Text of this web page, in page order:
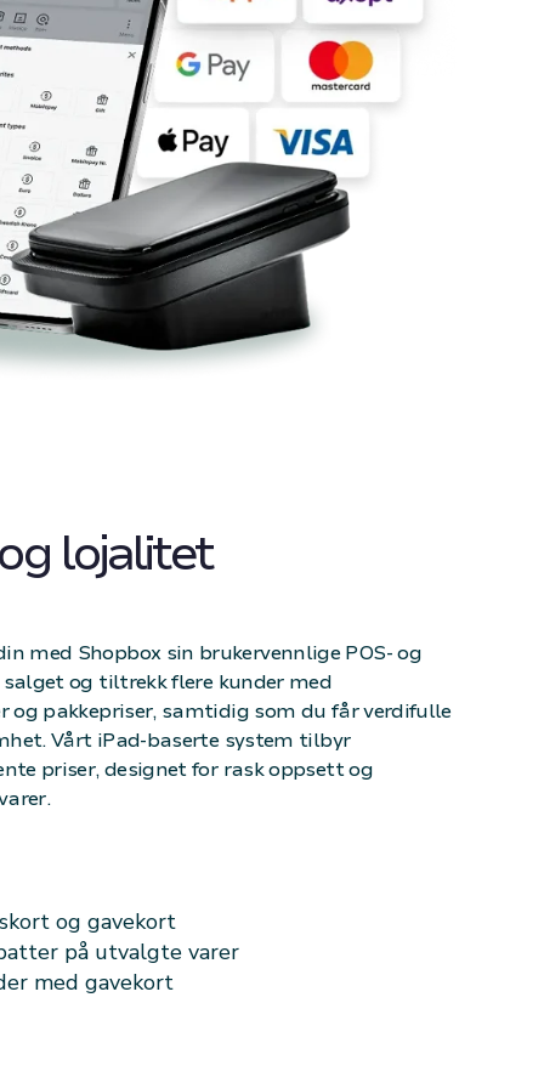
lojalitet
med Shopbox sin brukervennlige POS- og
og tiltrekk flere kunder med
og pakkepriser, samtidig som du får verdifulle
Vårt iPad-baserte system tilbyr
priser, designet for rask oppsett og
og gavekort
på utvalgte varer
med gavekort